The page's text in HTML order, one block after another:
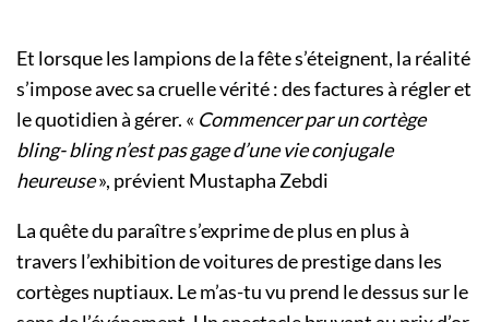
Et lorsque les lampions de la fête s’éteignent, la réalité
s’impose avec sa cruelle vérité : des factures à régler et
le quotidien à gérer. « Commencer par un cortège
bling- bling n’est pas gage d’une vie conjugale
heureuse», prévient Mustapha Zebdi
La quête du paraître s’exprime de plus en plus à
travers l’exhibition de voitures de prestige dans les
cortèges nuptiaux. Le m’as-tu vu prend le dessus sur le